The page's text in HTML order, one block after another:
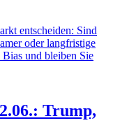
entscheiden: Sind
oder langfristige
und bleiben Sie
Trump,